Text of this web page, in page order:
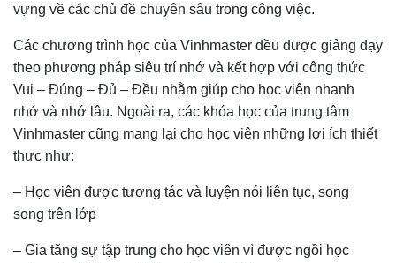
vựng về các chủ đề chuyên sâu trong công việc.
Các chương trình học của Vinhmaster đều được giảng dạy
theo phương pháp siêu trí nhớ và kết hợp với công thức
Vui – Đúng – Đủ – Đều nhằm giúp cho học viên nhanh
nhớ và nhớ lâu. Ngoài ra, các khóa học của trung tâm
Vinhmaster cũng mang lại cho học viên những lợi ích thiết
thực như:
– Học viên được tương tác và luyện nói liên tục, song
song trên lớp
– Gia tăng sự tập trung cho học viên vì được ngồi học